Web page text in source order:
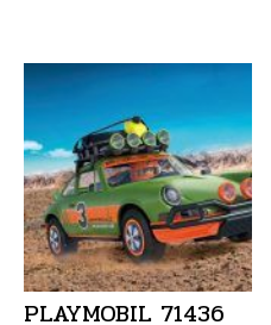
PLAYMOBIL 71436